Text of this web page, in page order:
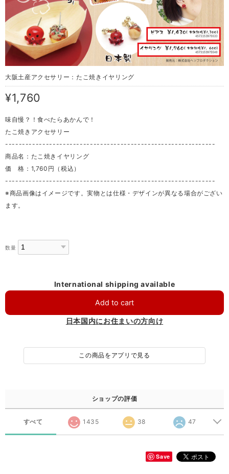
大阪土産アクセサリー：たこ焼きイヤリング
¥1,760
味自慢？！食べたらあかんで！
たこ焼きアクセサリー
--------------------------------------------------------------
商品名：たこ焼きイヤリング
価 格：1,760円（税込）
--------------------------------------------------------------
※商品画像はイメージです。実物とは仕様・デザインが異なる場合がござい
ます。
数量
International shipping available
Add to cart
日本国内にお住まいの方向け
この商品をアプリで見る
ショップの評価
すべて 1435 38 47
Save